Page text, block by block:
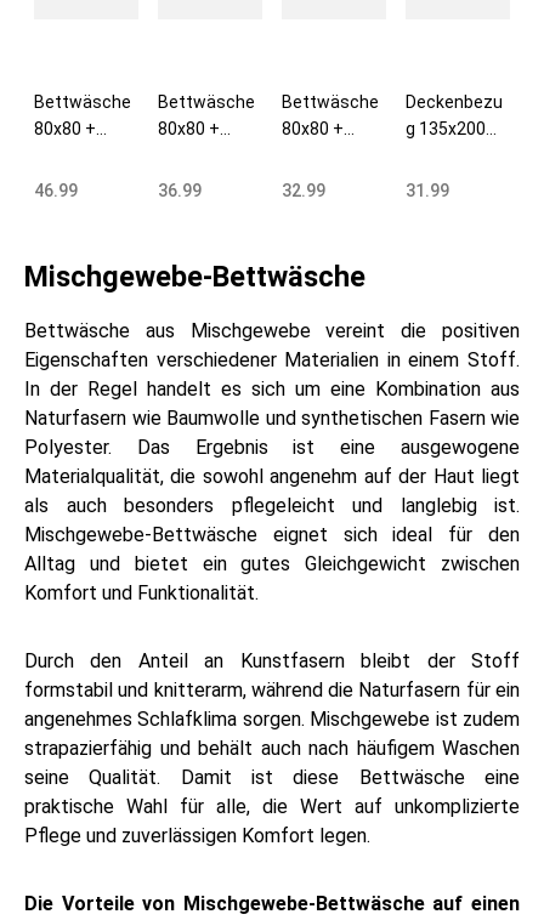
Bettwäsche
80x80 +
Fell-Optik
46.99
Bettwäsche
80x80 +
Mikrofaser
36.99
Bettwäsche
80x80 +
Mikrofaser
32.99
Deckenbezu
g 135x200
Mikrofaser
31.99
Mischgewebe-Bettwäsche
Bettwäsche aus Mischgewebe vereint die positiven
Eigenschaften verschiedener Materialien in einem Stoff.
In der Regel handelt es sich um eine Kombination aus
Naturfasern wie Baumwolle und synthetischen Fasern wie
Polyester. Das Ergebnis ist eine ausgewogene
Materialqualität, die sowohl angenehm auf der Haut liegt
als auch besonders pflegeleicht und langlebig ist.
Mischgewebe-Bettwäsche eignet sich ideal für den
Alltag und bietet ein gutes Gleichgewicht zwischen
Komfort und Funktionalität.
Durch den Anteil an Kunstfasern bleibt der Stoff
formstabil und knitterarm, während die Naturfasern für ein
angenehmes Schlafklima sorgen. Mischgewebe ist zudem
strapazierfähig und behält auch nach häufigem Waschen
seine Qualität. Damit ist diese Bettwäsche eine
praktische Wahl für alle, die Wert auf unkomplizierte
Pflege und zuverlässigen Komfort legen.
Die Vorteile von Mischgewebe-Bettwäsche auf einen